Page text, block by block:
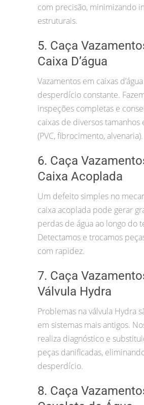
com precisão, minimizando
estruturais.
5. Caça
Caixa D’água
Vazamentos em caixas
desperdício constante.
inspeções completas e
caixas de diversos tamanhos
(PVC, fibrocimento, alvenaria).
6. Caça
Caixa Acoplada
Um defeito simples no
caixa acoplada pode gerar
perdas de água ao longo do
Detectamos e trocamos
com rapidez.
7. Caça
Válvula Hydra
Problemas na válvula Hydra
em sistemas mais antigos.
realiza diagnóstico e
peças danificadas,
desperdício.
8. Caça